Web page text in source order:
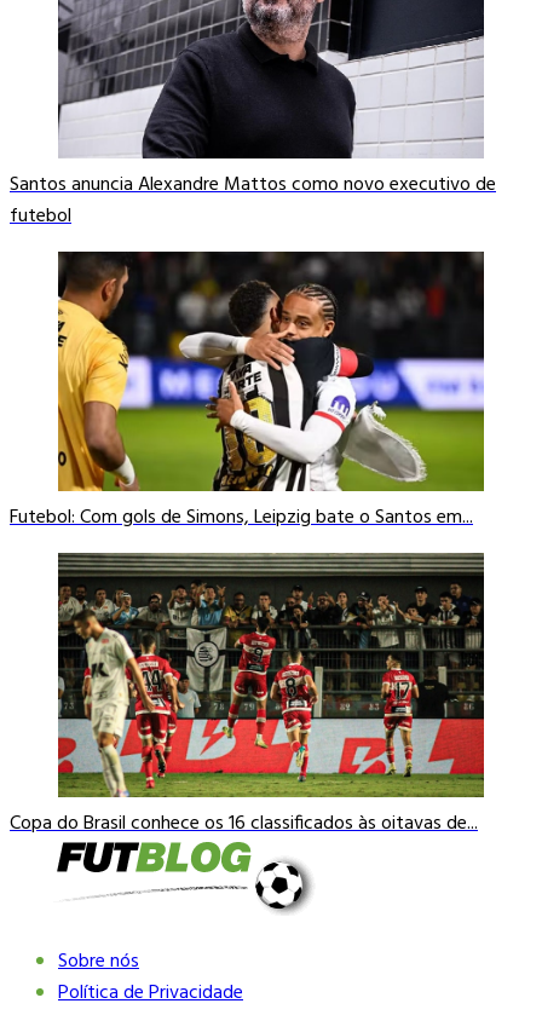
Santos anuncia Alexandre Mattos como novo executivo de
futebol
Futebol: Com gols de Simons, Leipzig bate o Santos em...
Copa do Brasil conhece os 16 classificados às oitavas de...
Sobre nós
Política de Privacidade